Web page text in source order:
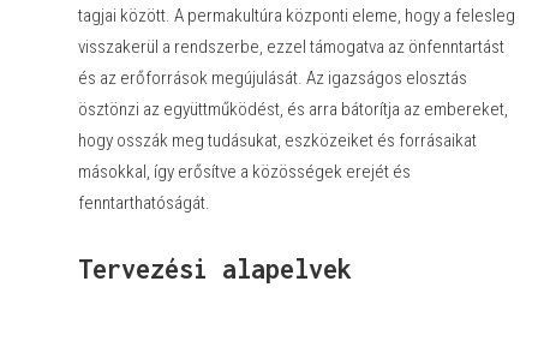
tagjai között. A permakultúra központi eleme, hogy a felesleg
visszakerül a rendszerbe, ezzel támogatva az önfenntartást
és az erőforrások megújulását. Az igazságos elosztás
ösztönzi az együttműködést, és arra bátorítja az embereket,
hogy osszák meg tudásukat, eszközeiket és forrásaikat
másokkal, így erősítve a közösségek erejét és
fenntarthatóságát.
Tervezési alapelvek